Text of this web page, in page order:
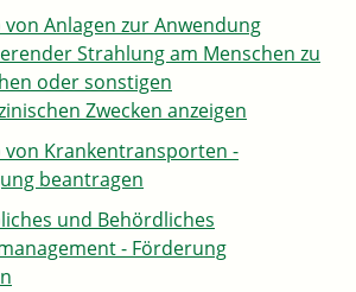
von Anlagen zur Anwendung
Strahlung am Menschen zu
oder sonstigen
Zwecken anzeigen
von Krankentransporten -
beantragen
und Behördliches
- Förderung